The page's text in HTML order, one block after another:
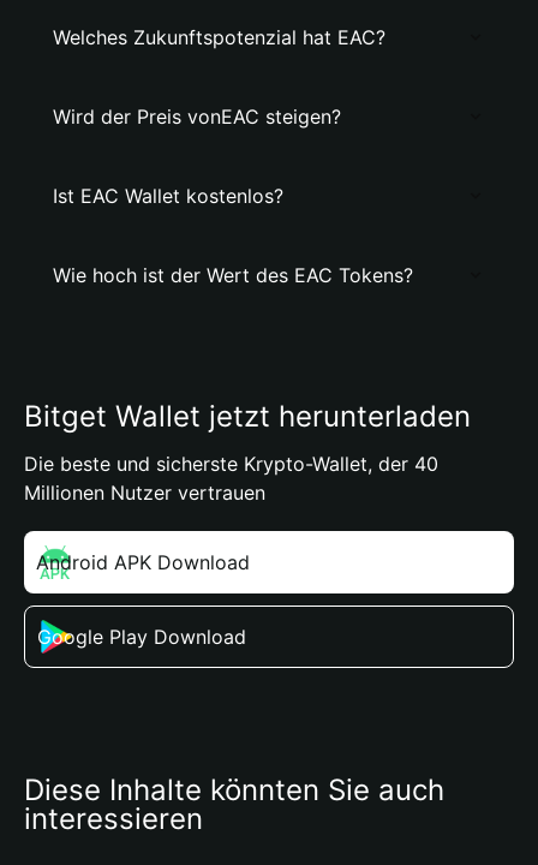
Welches Zukunftspotenzial hat EAC?
Wird der Preis vonEAC steigen?
Ist EAC Wallet kostenlos?
Wie hoch ist der Wert des EAC Tokens?
Bitget Wallet jetzt herunterladen
Die beste und sicherste Krypto-Wallet, der 40
Millionen Nutzer vertrauen
Android APK Download
Google Play Download
Diese Inhalte könnten Sie auch
interessieren